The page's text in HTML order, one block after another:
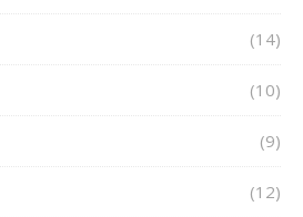
(14)
(10)
(9)
(12)